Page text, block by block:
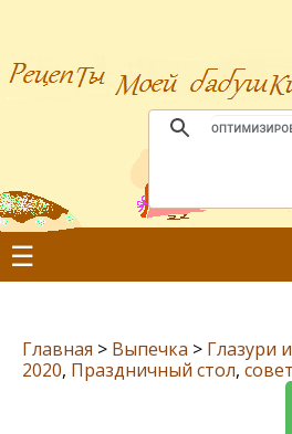
☰
Главная > Выпечка > Глазури
2020, Праздничный стол,